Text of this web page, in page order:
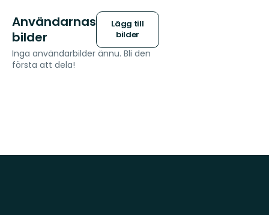
Användarnas
bilder
Lägg till
bilder
Inga användarbilder ännu. Bli den
första att dela!